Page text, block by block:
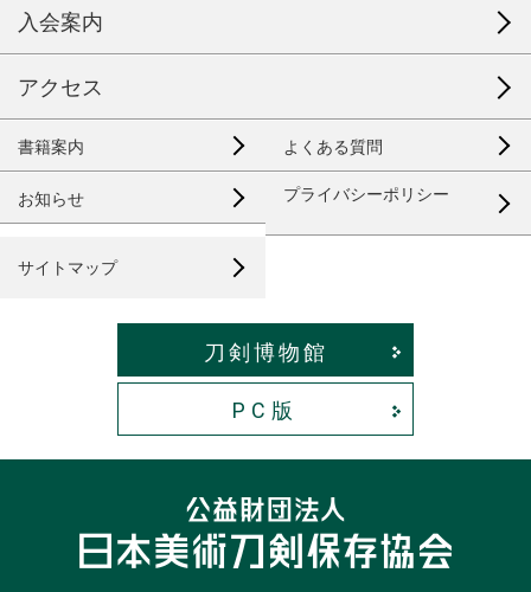
入会案内
アクセス
書籍案内 よくある質問
お知らせ プライバシーポリシー
サイトマップ
刀剣博物館